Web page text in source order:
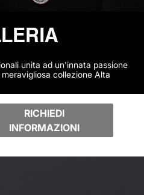
unita ad un'innata passione
collezione Alta
RICHIEDI
INFORMAZIONI